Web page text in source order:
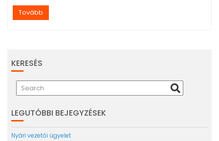
Tovább
KERESÉS
LEGUTÓBBI BEJEGYZÉSEK
Nyári vezetői ügyelet